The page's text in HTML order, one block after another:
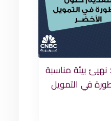
نهيئ بيئة مناسبة
في التمويل